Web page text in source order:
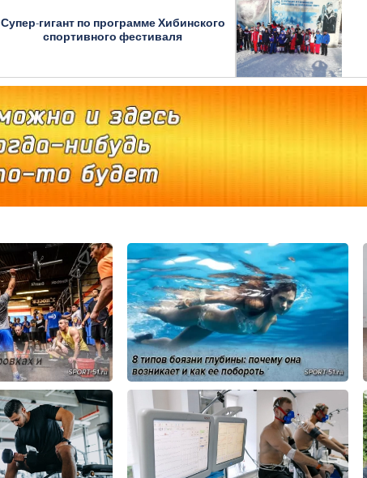
Супер-гигант по программе Хибинского
спортивного фестиваля